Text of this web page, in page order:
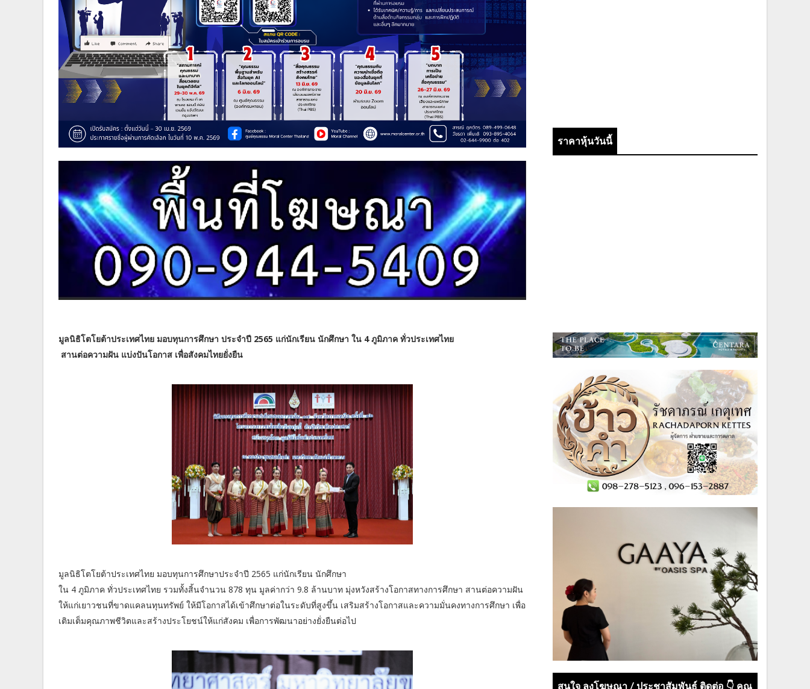
มูลนิธิโตโยต้าประเทศไทย มอบทุนการศึกษา ประจำปี 2565 แก่นักเรียน นักศึกษา ใน 4 ภูมิภาค ทั่วประเทศไทย
สานต่อความฝัน แบ่งปันโอกาส เพื่อสังคมไทยยั่งยืน
มูลนิธิโตโยต้าประเทศไทย มอบทุนการศึกษาประจำปี 2565 แก่นักเรียน นักศึกษา
ใน 4 ภูมิภาค ทั่วประเทศไทย รวมทั้งสิ้นจำนวน 878 ทุน มูลค่ากว่า 9.8 ล้านบาท มุ่งหวังสร้างโอกาสทางการศึกษา สานต่อความฝัน
ให้แก่เยาวชนที่ขาดแคลนทุนทรัพย์ ให้มีโอกาสได้เข้าศึกษาต่อในระดับที่สูงขึ้น เสริมสร้างโอกาสและความมั่นคงทางการศึกษา เพื่อ
เติมเต็มคุณภาพชีวิตและสร้างประโยชน์ให้แก่สังคม เพื่อการพัฒนาอย่างยั่งยืนต่อไป
ราคาหุ้นวันนี้
สนใจ ลงโฆษณา / ประชาสัมพันธ์ ติดต่อ 👇 คุณ